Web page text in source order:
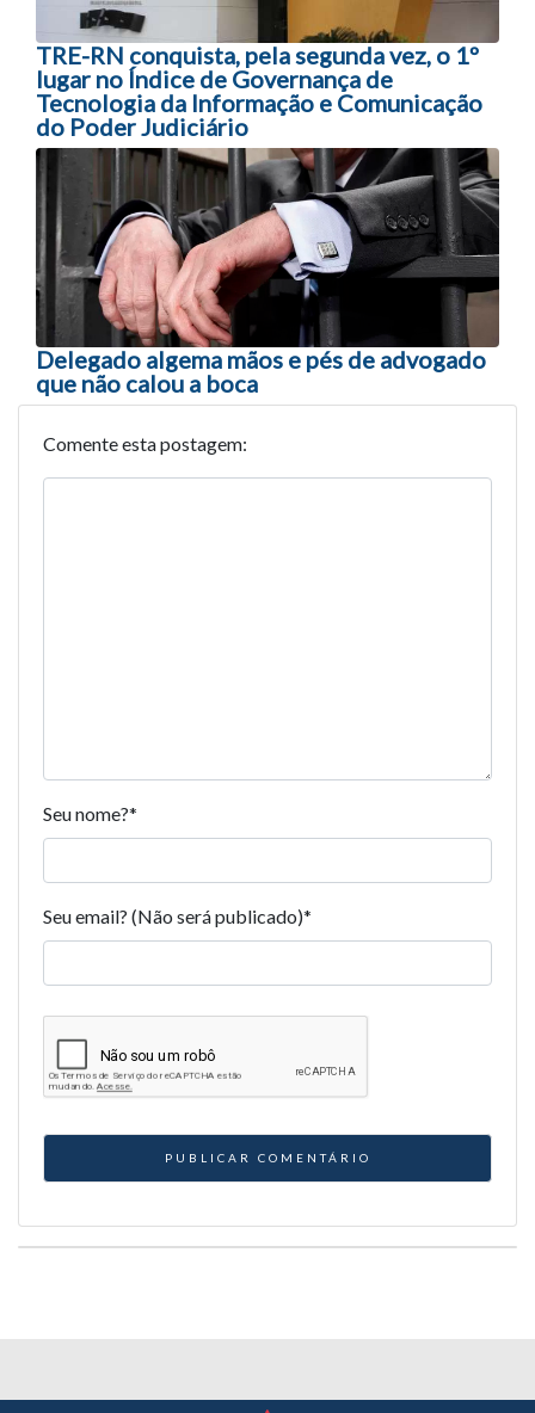
TRE-RN conquista, pela segunda vez, o 1º
lugar no Índice de Governança de
Tecnologia da Informação e Comunicação
do Poder Judiciário
Delegado algema mãos e pés de advogado
que não calou a boca
Comente esta postagem:
Seu nome?*
Seu email? (Não será publicado)*